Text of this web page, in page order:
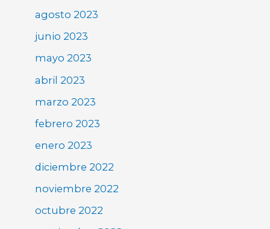
agosto 2023
junio 2023
mayo 2023
abril 2023
marzo 2023
febrero 2023
enero 2023
diciembre 2022
noviembre 2022
octubre 2022